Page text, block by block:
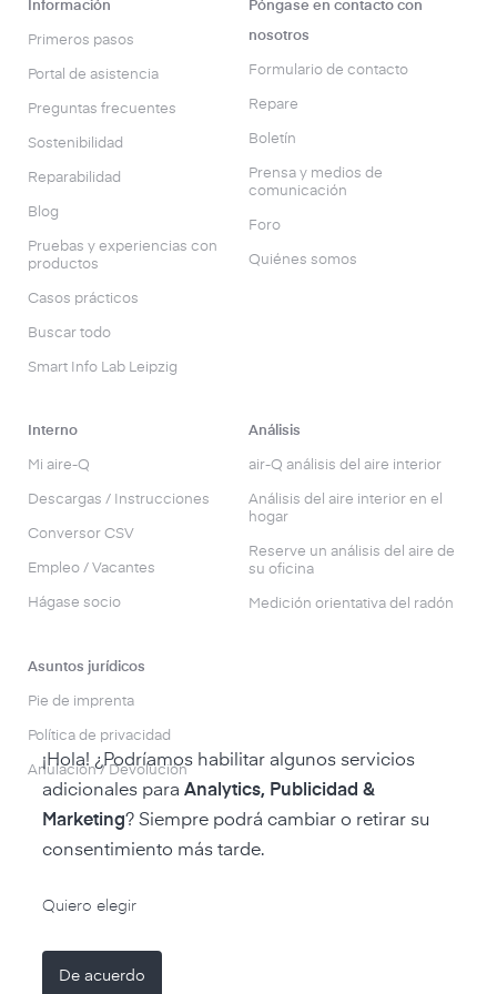
Información
Primeros pasos
Portal de asistencia
Preguntas frecuentes
Sostenibilidad
Reparabilidad
Blog
Pruebas y experiencias con
productos
Casos prácticos
Buscar todo
Smart Info Lab Leipzig
Póngase en contacto con
nosotros
Formulario de contacto
Repare
Boletín
Prensa y medios de
comunicación
Foro
Quiénes somos
Interno
Mi aire-Q
Descargas / Instrucciones
Conversor CSV
Empleo / Vacantes
Hágase socio
Análisis
air-Q análisis del aire interior
Análisis del aire interior en el
hogar
Reserve un análisis del aire de
su oficina
Medición orientativa del radón
Asuntos jurídicos
Pie de imprenta
Política de privacidad
Anulación / Devolución
¡Hola! ¿Podríamos habilitar algunos servicios
adicionales para Analytics, Publicidad &
Marketing? Siempre podrá cambiar o retirar su
consentimiento más tarde.
Quiero elegir
De acuerdo